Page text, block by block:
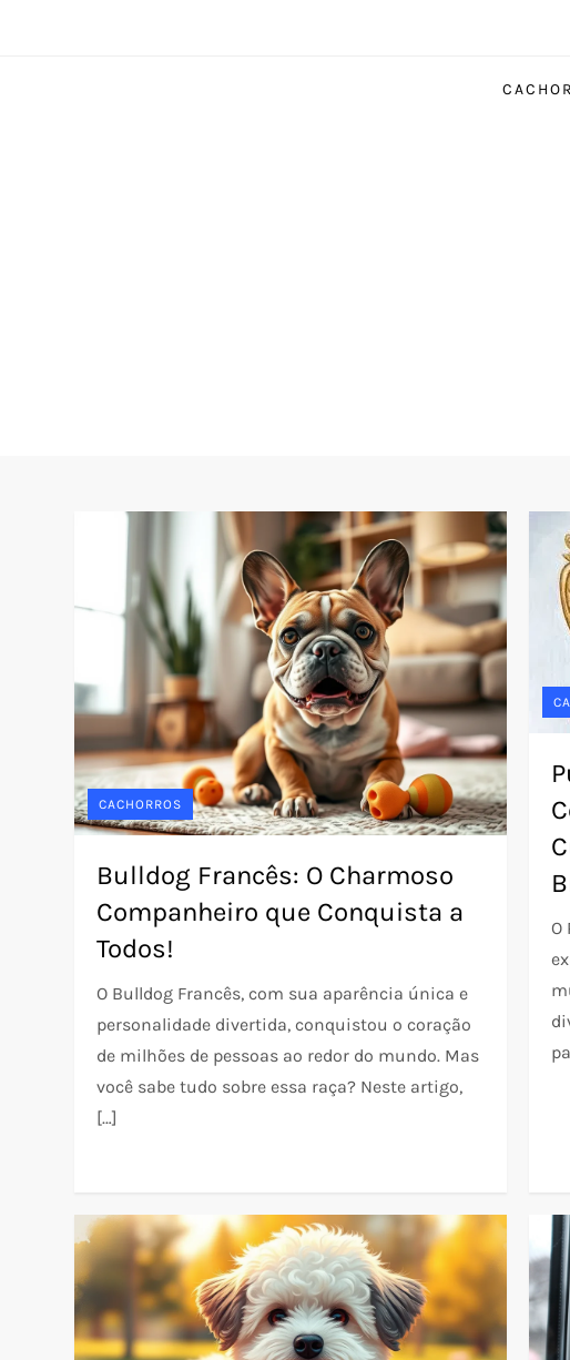
CACHORROS
Bulldog Francês: O Charmoso
Companheiro que Conquista a
Todos!
O Bulldog Francês, com sua aparência única e
personalidade divertida, conquistou o coração
de milhões de pessoas ao redor do mundo. Mas
você sabe tudo sobre essa raça? Neste artigo,
[…]
O